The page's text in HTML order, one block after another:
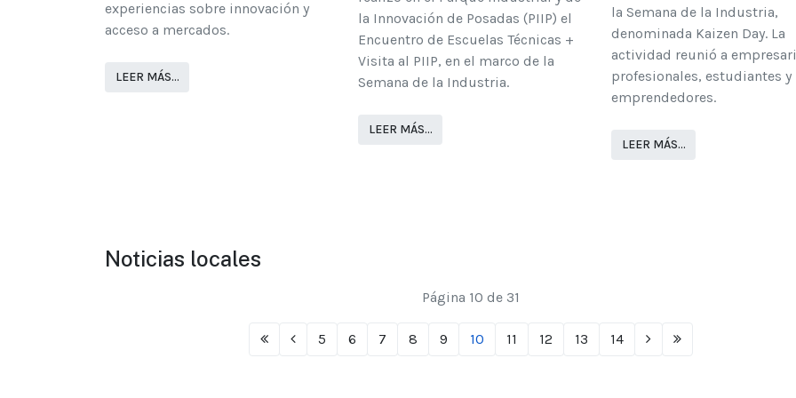
experiencias sobre innovación y
acceso a mercados.
LEER MÁS…
la Innovación de Posadas (PIIP) el
Encuentro de Escuelas Técnicas +
Visita al PIIP, en el marco de la
Semana de la Industria.
LEER MÁS…
la Semana de la Industria,
denominada Kaizen Day. La
actividad reunió a
profesionales, estudiantes y
emprendedores.
LEER MÁS…
Noticias locales
Página 10 de 31
5 6 7 8 9 10 11 12 13 14